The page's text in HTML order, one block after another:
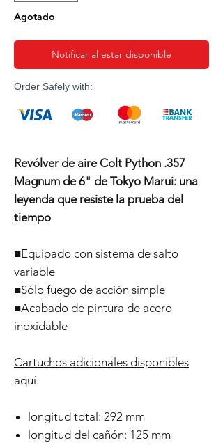
Agotado
Notificar al estar disponible
Order Safely with:
Revólver de aire Colt Python .357
Magnum de 6" de Tokyo Marui: una
leyenda que resiste la prueba del
tiempo
■Equipado con sistema de salto
variable
■Sólo fuego de acción simple
■Acabado de pintura de acero
inoxidable
Cartuchos adicionales disponibles
aquí.
longitud total: 292 mm
longitud del cañón: 125 mm